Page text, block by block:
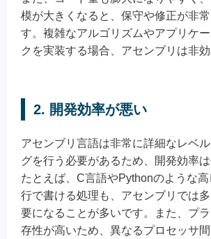
模が大きくなると、保守や修正が非
す。複雑なアルゴリズムやアプリケ
クを実装する場合、アセンブリは非効
2. 開発効率が悪い
アセンブリ言語は非常に詳細なレベ
グを行う必要があるため、開発効率は
たとえば、C言語やPythonのような
行で書ける処理も、アセンブリでは
要になることが多いです。また、プ
存性が高いため、異なるプロセッサ